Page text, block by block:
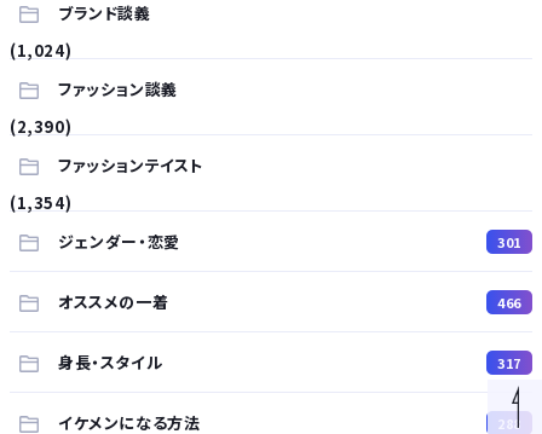
ブランド談義
(1,024)
ファッション談義
(2,390)
ファッションテイスト
(1,354)
ジェンダー・恋愛
301
オススメの一着 466
身長・スタイル 317
イケメンになる方法 288